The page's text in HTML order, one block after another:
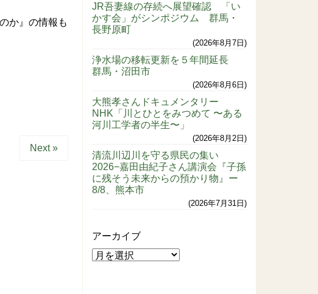
か』の情報も
Next »
JR吾妻線の存続へ展望確認 「い
かす会」がシンポジウム 群馬・
長野原町
2026年8月7日
浄水場の移転更新を５年間延長
群馬・沼田市
2026年8月6日
大熊孝さんドキュメンタリー
NHK「川とひとをみつめて 〜ある
河川工学者の半生〜」
2026年8月2日
清流川辺川を守る県民の集い
2026−嘉田由紀子さん講演会『子孫
に残そう未来からの預かり物』ー
8/8、熊本市
2026年7月31日
アーカイブ